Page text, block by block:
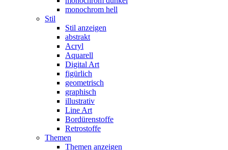
monochrom hell
Stil
Stil anzeigen
abstrakt
Acryl
Aquarell
Digital Art
figürlich
geometrisch
graphisch
illustrativ
Line Art
Bordürenstoffe
Retrostoffe
Themen
Themen anzeigen